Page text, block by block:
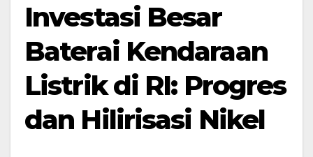
Investasi Besar
Baterai Kendaraan
Listrik di RI: Progres
dan Hilirisasi Nikel